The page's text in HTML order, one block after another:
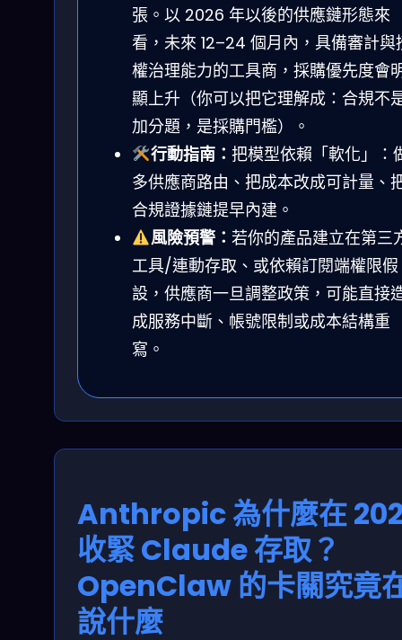
張。以 2026 年以後的供應鏈形態來
看，未來 12–24 個月內，具備審計與
權治理能力的工具商，採購優先度會
顯上升（你可以把它理解成：合規不
加分題，是採購門檻）。
行動指南： 把模型依賴「軟化」：
多供應商路由、把成本改成可計量、
合規證據鏈提早內建。
風險預警： 若你的產品建立在第三
工具/連動存取、或依賴訂閱端權限假
設，供應商一旦調整政策，可能直接
成服務中斷、帳號限制或成本結構重
寫。
Anthropic 為什麼在
收緊 Claude 存取？
OpenClaw 的卡關究竟
說什麼